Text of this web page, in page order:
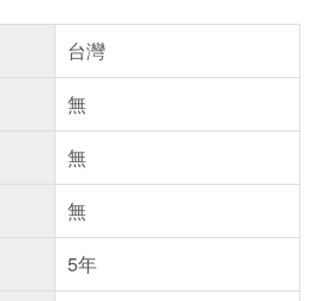
台灣
無
無
無
5年